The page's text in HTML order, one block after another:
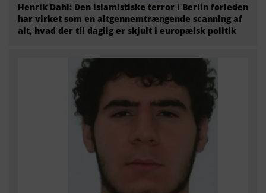
Henrik Dahl: Den islamistiske terror i Berlin forleden
har virket som en altgennemtrængende scanning af
alt, hvad der til daglig er skjult i europæisk politik